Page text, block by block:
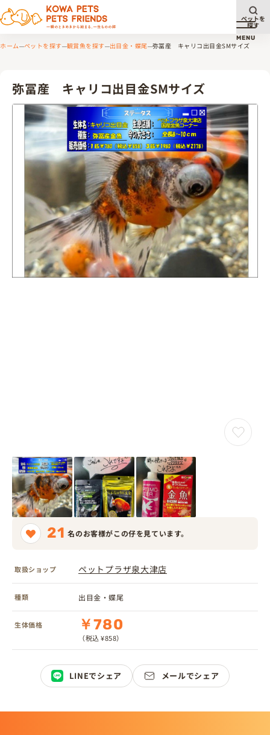
メニ
MENU
ペットを
探す
ホーム ペットを探す 観賞魚を探す 出目金・蝶尾 弥冨産 キャリコ出目金SMサイズ
弥冨産 キャリコ出目金SMサイズ
21 名のお客様がこの仔を見ています。
取扱ショップ ペットプラザ泉大津店
種類 出目金・蝶尾
生体価格 ￥780
（税込 ¥858）
LINEでシェア メールでシェア